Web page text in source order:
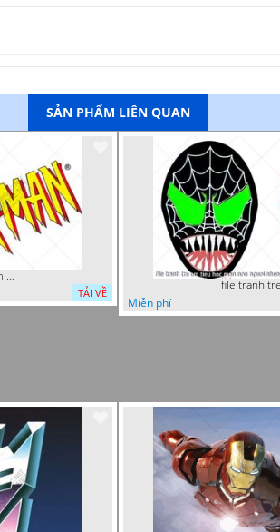
SẢN PHẨM LIÊN QUAN
file tranh tre em tieu hoc man non nguoi nhen 40
TẢI VỀ
Miễn phí